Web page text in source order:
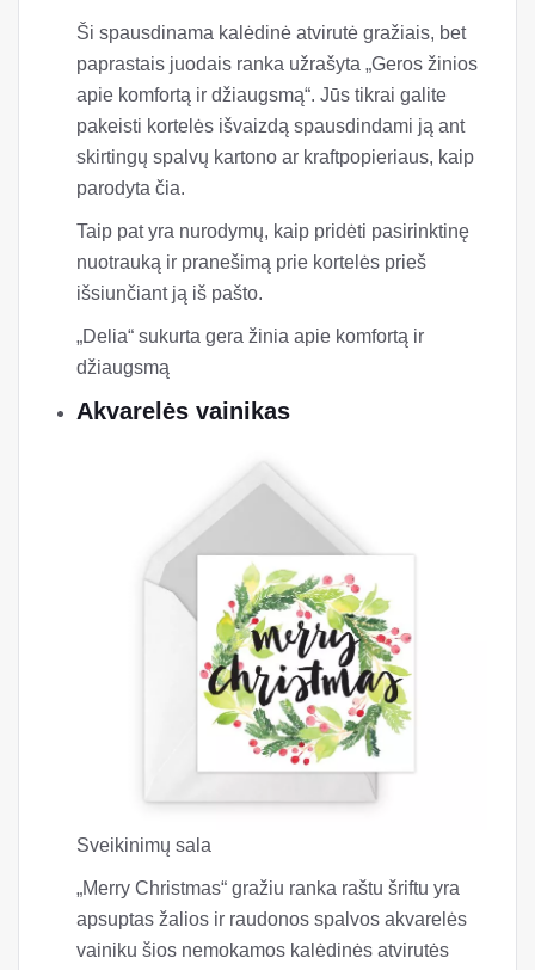
Ši spausdinama kalėdinė atvirutė gražiais, bet
paprastais juodais ranka užrašyta „Geros žinios
apie komfortą ir džiaugsmą“. Jūs tikrai galite
pakeisti kortelės išvaizdą spausdindami ją ant
skirtingų spalvų kartono ar kraftpopieriaus, kaip
parodyta čia.
Taip pat yra nurodymų, kaip pridėti pasirinktinę
nuotrauką ir pranešimą prie kortelės prieš
išsiunčiant ją iš pašto.
„Delia“ sukurta gera žinia apie komfortą ir
džiaugsmą
Akvarelės vainikas
Sveikinimų sala
„Merry Christmas“ gražiu ranka raštu šriftu yra
apsuptas žalios ir raudonos spalvos akvarelės
vainiku šios nemokamos kalėdinės atvirutės